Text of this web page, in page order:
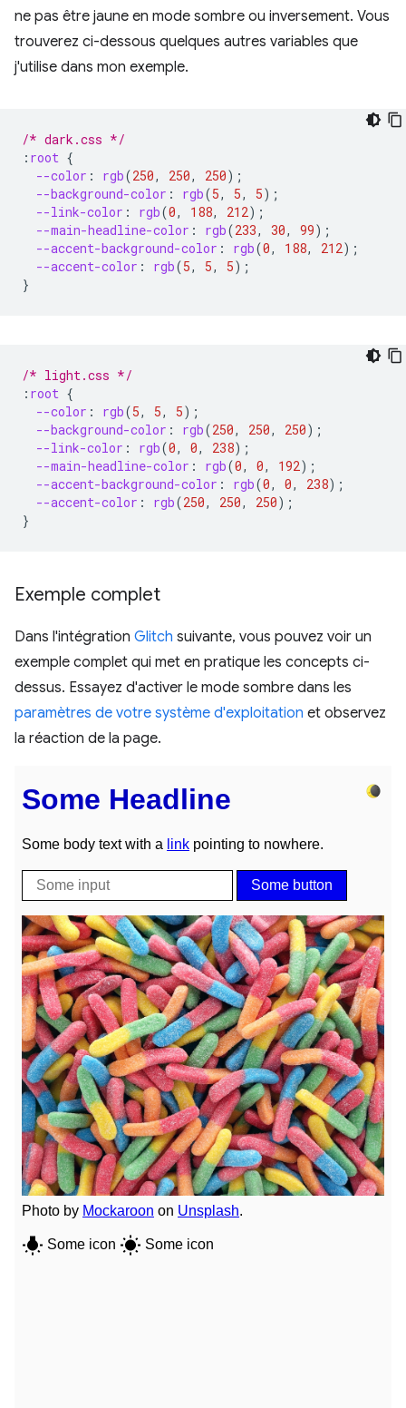
ne pas être jaune en mode sombre ou inversement. Vous
trouverez ci-dessous quelques autres variables que
j'utilise dans mon exemple.
/* dark.css */
: root {
--color : rgb(250, 250, 250);
--background-color : rgb(5, 5, 5);
--link-color : rgb(0, 188, 212);
--main-headline-color : rgb(233, 30, 99);
--accent-background-color : rgb(0, 188, 212);
--accent-color : rgb(5, 5, 5);
}
/* light.css */
: root {
--color : rgb(5, 5, 5);
--background-color : rgb(250, 250, 250);
--link-color : rgb(0, 0, 238);
--main-headline-color : rgb(0, 0, 192);
--accent-background-color : rgb(0, 0, 238);
--accent-color : rgb(250, 250, 250);
}
Exemple complet
Dans l'intégration Glitch suivante, vous pouvez voir un
exemple complet qui met en pratique les concepts ci-
dessus. Essayez d'activer le mode sombre dans les
paramètres de votre système d'exploitation et observez
la réaction de la page.